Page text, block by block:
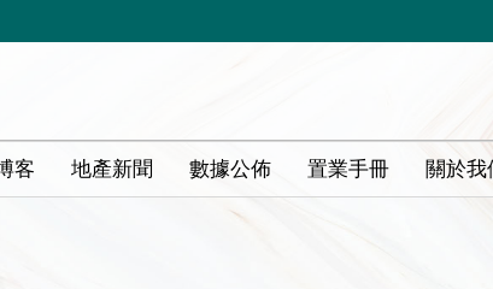
客 地產新聞 數據公佈 置業手冊 關於我